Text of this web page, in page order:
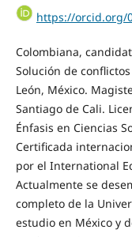
https://orcid.org/
Colombiana,
Solución de
León, México.
Santiago de Cali.
Énfasis en Ciencias
Certificada
por el International
Actualmente se
completo de la
estudio en México y